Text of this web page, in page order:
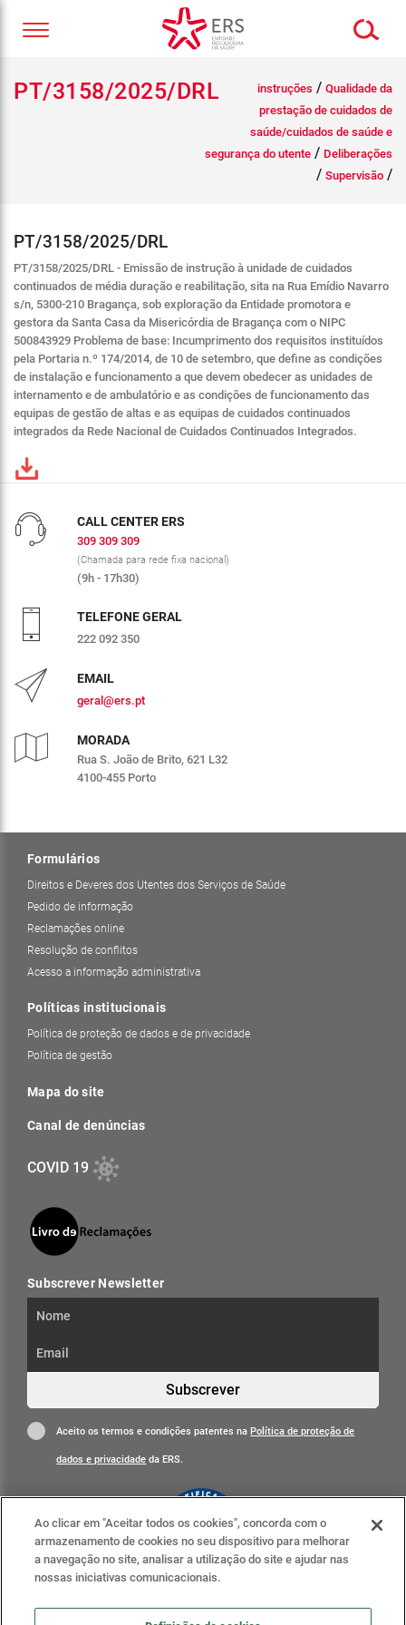
PT/3158/2025/DRL instruções / Qualidade da
prestação de cuidados de
saúde/cuidados de saúde e
segurança do utente / Deliberações
/ Supervisão /
PT/3158/2025/DRL
PT/3158/2025/DRL - Emissão de instrução à unidade de cuidados
continuados de média duração e reabilitação, sita na Rua Emídio Navarro
s/n, 5300-210 Bragança, sob exploração da Entidade promotora e
gestora da Santa Casa da Misericórdia de Bragança com o NIPC
500843929 Problema de base: Incumprimento dos requisitos instituídos
pela Portaria n.º 174/2014, de 10 de setembro, que define as condições
de instalação e funcionamento a que devem obedecer as unidades de
internamento e de ambulatório e as condições de funcionamento das
equipas de gestão de altas e as equipas de cuidados continuados
integrados da Rede Nacional de Cuidados Continuados Integrados.
CALL CENTER ERS
309 309 309
(Chamada para rede fixa nacional)
(9h - 17h30)
TELEFONE GERAL
222 092 350
EMAIL
geral@ers.pt
MORADA
Rua S. João de Brito, 621 L32
4100-455 Porto
Formulários
Direitos e Deveres dos Utentes dos Serviços de Saúde
Pedido de informação
Reclamações online
Resolução de conflitos
Acesso a informação administrativa
Políticas institucionais
Política de proteção de dados e de privacidade
Política de gestão
Mapa do site
Canal de denúncias
COVID 19
Subscrever Newsletter
Subscrever
Aceito os termos e condições patentes naPolítica de proteção de
dados e privacidade da ERS.
Clique para mais informações
ERS nas redes sociais
Ao clicar em "Aceitar todos os cookies", concorda com o
armazenamento de cookies no seu dispositivo para melhorar
a navegação no site, analisar a utilização do site e ajudar nas
nossas iniciativas comunicacionais.